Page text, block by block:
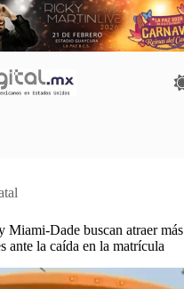
Miami-Dade buscan atraer más
ante la caída en la matrícula